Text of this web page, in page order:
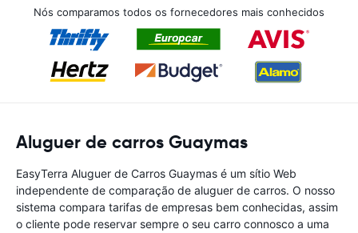
Nós comparamos todos os fornecedores mais conhecidos
Aluguer de carros Guaymas
EasyTerra Aluguer de Carros Guaymas é um sítio Web
independente de comparação de aluguer de carros. O nosso
sistema compara tarifas de empresas bem conhecidas, assim
o cliente pode reservar sempre o seu carro connosco a uma